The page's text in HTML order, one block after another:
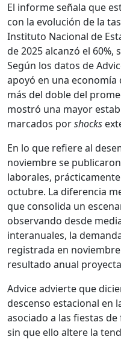
El informe señala que
con la evolución de la
Instituto Nacional de
de 2025 alcanzó el 60%,
Según los datos de
apoyó en una economía
más del doble del
mostró una mayor
marcados porshocks
En lo que refiere al
noviembre se
laborales,
octubre. La diferencia
que consolida un
observando desde
interanuales, la
registrada en
resultado anual
Advice advierte que
descenso estacional en
asociado a las fiestas
sin que ello altere la